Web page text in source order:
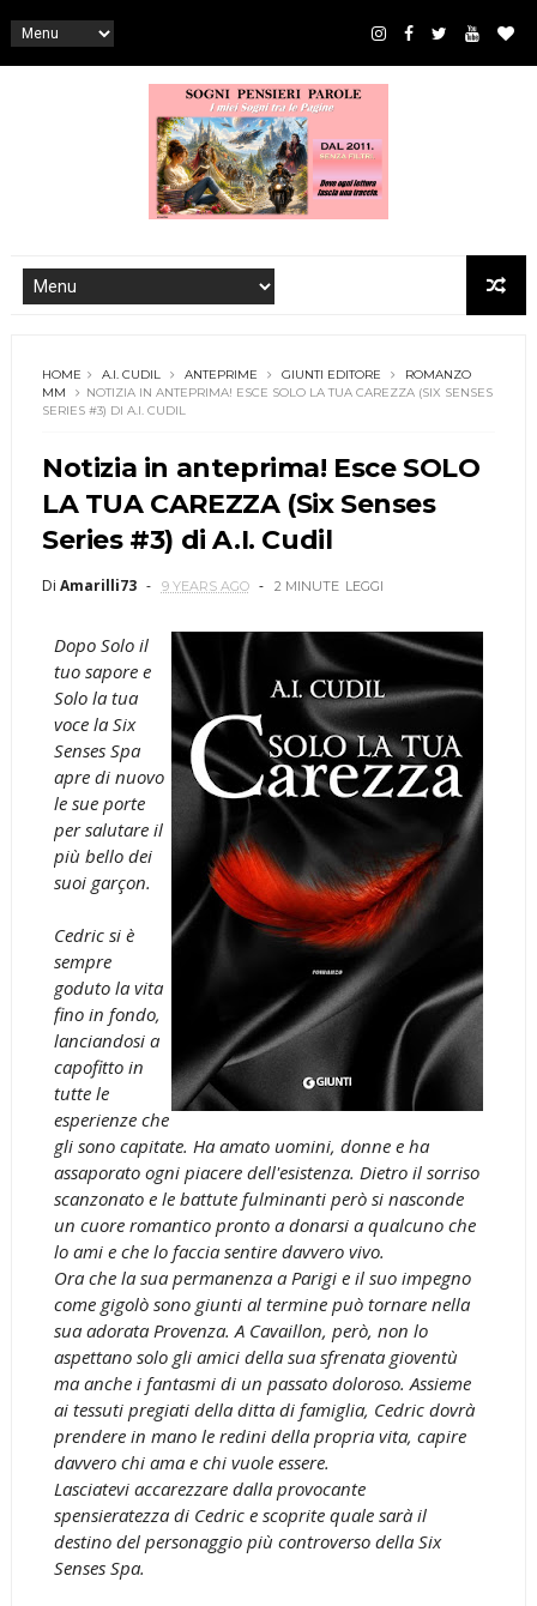
HOME A.I. CUDIL ANTEPRIME GIUNTI EDITORE
ROMANZO
MM
NOTIZIA IN ANTEPRIMA! ESCE SOLO LA TUA CAREZZA (SIX SENSES
SERIES #3) DI A.I. CUDIL
Notizia in anteprima! Esce SOLO
LA TUA CAREZZA (Six Senses
Series #3) di A.I. Cudil
Di Amarilli73 9 YEARS AGO 2 MINUTE LEGGI
Dopo Solo il
tuo sapore e
Solo la tua
voce la Six
Senses Spa
apre di nuovo
le sue porte
per salutare il
più bello dei
suoi garçon.
Cedric si è
sempre
goduto la vita
fino in fondo,
lanciandosi a
capofitto in
tutte le
esperienze che
gli sono capitate. Ha amato uomini, donne e ha
assaporato ogni piacere dell'esistenza. Dietro il sorriso
scanzonato e le battute fulminanti però si nasconde
un cuore romantico pronto a donarsi a qualcuno che
lo ami e che lo faccia sentire davvero vivo.
Ora che la sua permanenza a Parigi e il suo impegno
come gigolò sono giunti al termine può tornare nella
sua adorata Provenza. A Cavaillon, però, non lo
aspettano solo gli amici della sua sfrenata gioventù
ma anche i fantasmi di un passato doloroso. Assieme
ai tessuti pregiati della ditta di famiglia, Cedric dovrà
prendere in mano le redini della propria vita, capire
davvero chi ama e chi vuole essere.
Lasciatevi accarezzare dalla provocante
spensieratezza di Cedric e scoprite quale sarà il
destino del personaggio più controverso della Six
Senses Spa.